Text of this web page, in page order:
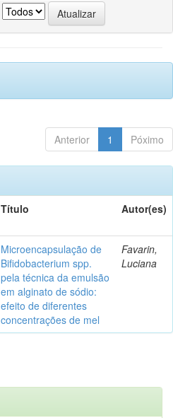
Anterior 1 Póximo
Título Autor(es)
Microencapsulação de
Bifidobacterium spp.
pela técnica da emulsão
em alginato de sódio:
efeito de diferentes
concentrações de mel
Favarin,
Luciana